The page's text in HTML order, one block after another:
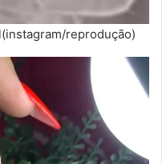
reprodução)